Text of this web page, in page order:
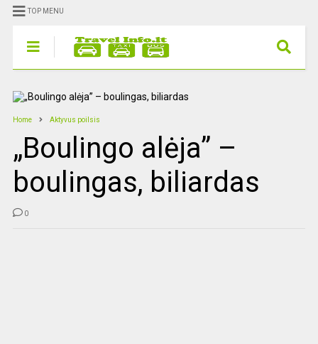
TOP MENU
Home Aktyvus poilsis
„Boulingo alėja” –
boulingas, biliardas
0